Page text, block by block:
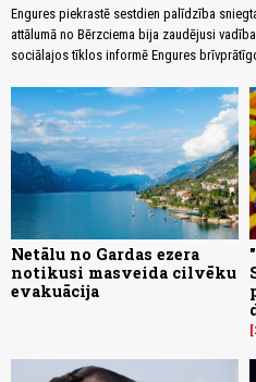
Engures piekrastē sestdien palīdzība
attālumā no Bērzciema bija zaudējusi
sociālajos tīklos informē Engures
Netālu no Gardas ezera
notikusi masveida cilvēku
evakuācija